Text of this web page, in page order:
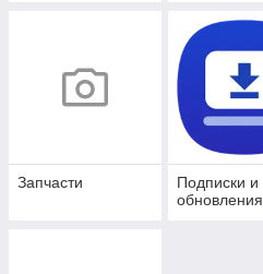
Запчасти
Подписки и
обновления